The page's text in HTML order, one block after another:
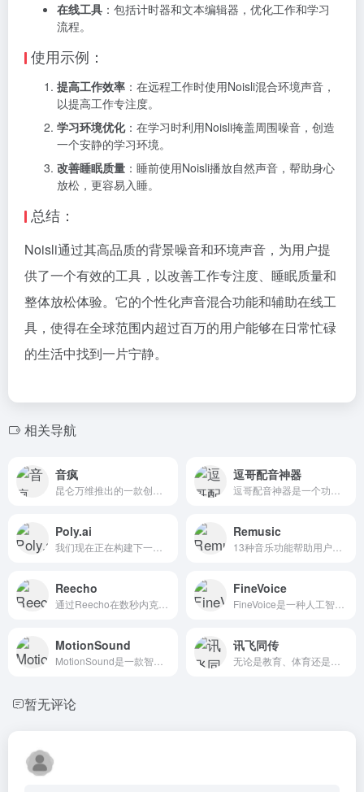
在线工具 ：包括计时器和文本编辑器，优化工作和学习
流程。
使用示例：
提高工作效率 ：在远程工作时使用Noisli混合环境声音，
以提高工作专注度。
学习环境优化：在学习时利用Noisli掩盖周围噪音，创造
一个安静的学习环境。
改善睡眠质量 ：睡前使用Noisli播放自然声音，帮助身心
放松，更容易入睡。
总结：
Noisli通过其高品质的背景噪音和环境声音，为用户提
供了一个有效的工具，以改善工作专注度、睡眠质量和
整体放松体验。它的个性化声音混合功能和辅助在线工
具，使得在全球范围内超过百万的用户能够在日常忙碌
的生活中找到一片宁静。
相关导航
音疯 逗哥配音神器
Poly.ai Remusic
Reecho FineVoice
MotionSound 讯飞同传
暂无评论